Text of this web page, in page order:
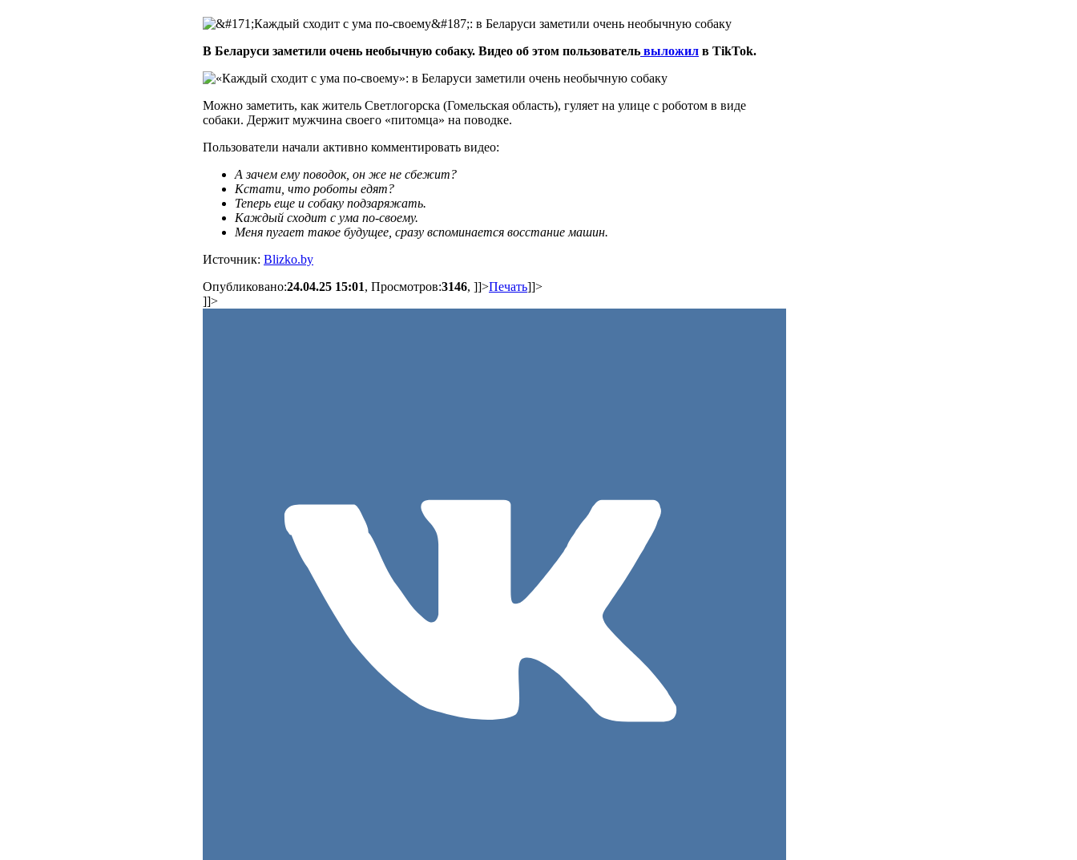
В Беларуси заметили очень необычную собаку. Видео об этом пользователь выложил в TikTok.
Можно заметить, как житель Светлогорска (Гомельская область), гуляет на улице с роботом в виде
собаки. Держит мужчина своего «питомца» на поводке.
Пользователи начали активно комментировать видео:
А зачем ему поводок, он же не сбежит?
Кстати, что роботы едят?
Теперь еще и собаку подзаряжать.
Каждый сходит с ума по-своему.
Меня пугает такое будущее, сразу вспоминается восстание машин.
Источник: Blizko.by
Опубликовано:24.04.25 15:01, Просмотров:3146, ]]>Печать]]>
]]>